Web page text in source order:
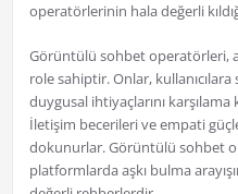
operatörlerinin hala değerli
Görüntülü sohbet operatörleri,
role sahiptir. Onlar,
duygusal ihtiyaçlarını
İletişim becerileri ve empati
dokunurlar. Görüntülü sohbet
platformlarda aşkı bulma